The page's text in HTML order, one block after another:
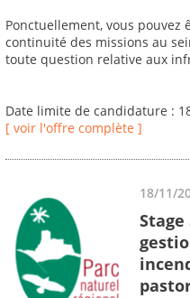
Ponctuellement, vous
continuité des missions au
toute question relative aux
Date limite de candidature :
[ voir l'offre complète ]
18/11/
Stage